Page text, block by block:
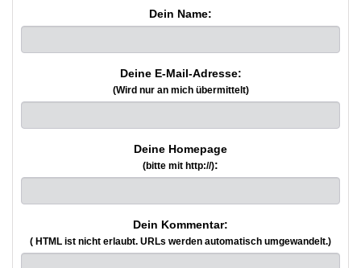
Dein Name:
Deine E-Mail-Adresse:
(Wird nur an mich übermittelt)
Deine Homepage
(bitte mit http://):
Dein Kommentar:
( HTML ist nicht erlaubt. URLs werden automatisch umgewandelt.)